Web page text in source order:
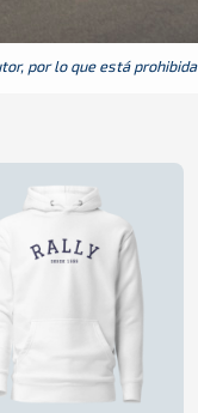
por lo que está